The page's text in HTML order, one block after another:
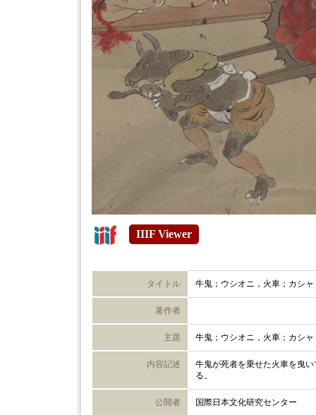
IIIF Viewer
タイトル 牛鬼；ウシオニ，火車；カシ
著作者
主題 牛鬼；ウシオニ，火車；カシ
内容記述
牛鬼が死者を乗せた火車を曳
る。
公開者 国際日本文化研究センター